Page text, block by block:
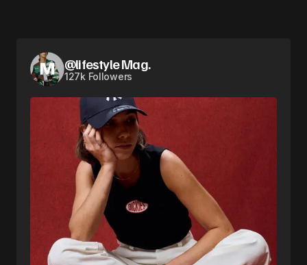
@lifestyle Mag.
127k Followers